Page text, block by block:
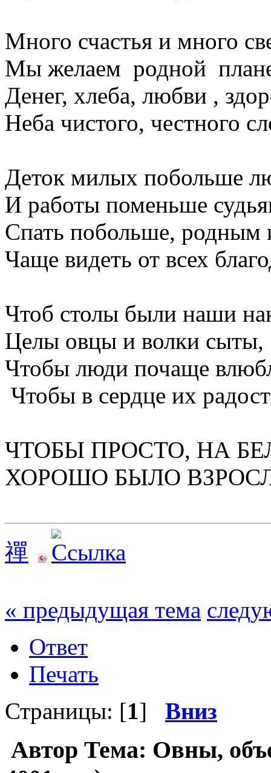
Много счастья и много
Мы желаем родной
Денег, хлеба, любви ,
Неба чистого, честного
Деток милых побольше
И работы поменьше
Спать побольше,
Чаще видеть от всех
Чтоб столы были наши
Целы овцы и волки сыты,
Чтобы люди почаще
Чтобы в сердце их
ЧТОБЫ ПРОСТО, НА
ХОРОШО БЫЛО
禪
« предыдущая тема
Ответ
Печать
Страницы: [1] Вниз
Автор Тема: Овны,